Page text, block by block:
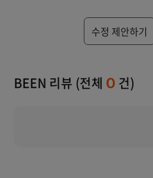
수정 제안하기
BEEN 리뷰 (전체 0 건)